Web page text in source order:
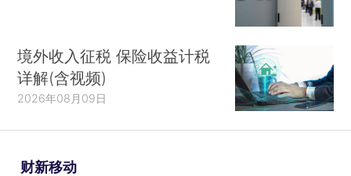
境外收入征税 保险收益计税
详解(含视频)
2026年08月09日
财新移动